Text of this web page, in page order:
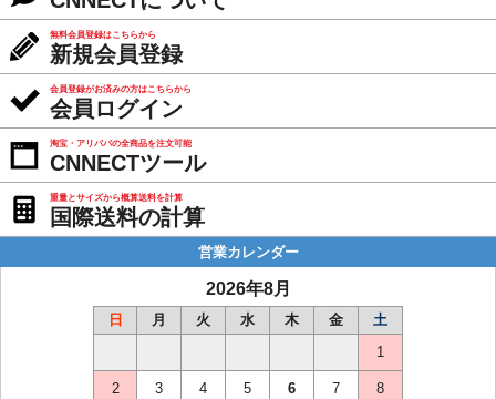
無料会員登録はこちらから
新規会員登録
会員登録がお済みの方はこちらから
会員ログイン
淘宝・アリババの全商品を注文可能
CNNECTツール
重量とサイズから概算送料を計算
国際送料の計算
営業カレンダー
2026年8月
日 月 火 水 木 金
土
1
2 3 4 5 6 7 8